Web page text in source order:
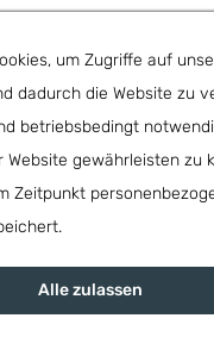
Kontakt
IT-
wir seit 30 Jahren
und
aber nicht nur für
auch für unsere
sicheren und
AlsArbeitgeber
Team wichtig. Dazu
um Zugriffe auf
dadurch die Website zu
betriebsbedingt
Website gewährleisten zu
Zeitpunkt
Alle zulassen